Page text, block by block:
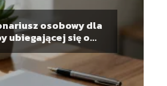
osobowy dla
ubiegającej się o
– wzór i zasady
wypełniania